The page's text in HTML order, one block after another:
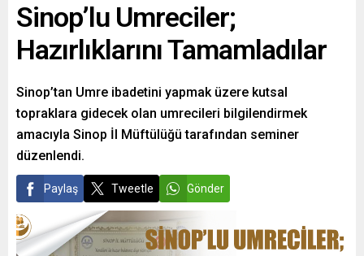
Sinop’lu Umreciler;
Hazırlıklarını Tamamladılar
Sinop’tan Umre ibadetini yapmak üzere kutsal
topraklara gidecek olan umrecileri bilgilendirmek
amacıyla Sinop İl Müftülüğü tarafından seminer
düzenlendi.
Paylaş Tweetle Gönder